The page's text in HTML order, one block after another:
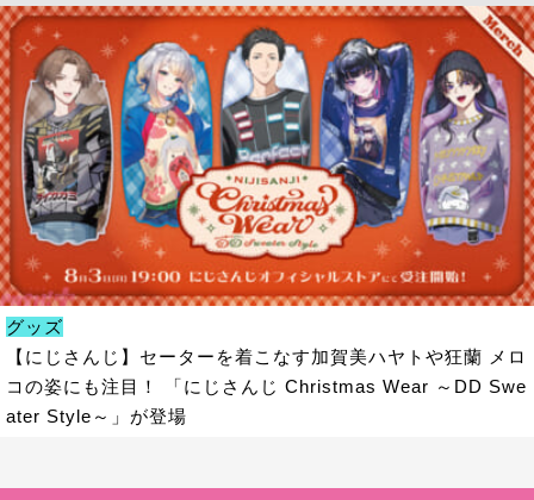
グッズ
【にじさんじ】セーターを着こなす加賀美ハヤトや狂蘭 メロ
コの姿にも注目！ 「にじさんじ Christmas Wear ～DD Swe
ater Style～」が登場